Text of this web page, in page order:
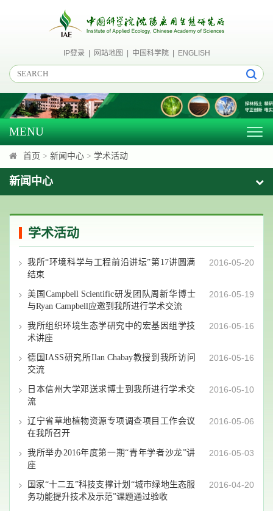
IP登录| 网站地图 中国科学院| ENGLISH
MENU
首页 > 新闻中心 > 学术活动
新闻中心
学术活动
2016-05-20
我所“环境科学与工程前沿讲坛”第17讲圆满
结束
2016-05-19
美国Campbell Scientific研发团队周新华博士
与Ryan Campbell应邀到我所进行学术交流
2016-05-16
我所组织环境生态学研究中的宏基因组学技
术讲座
2016-05-16
德国IASS研究所Ilan Chabay教授到我所访问
交流
2016-05-10
日本信州大学邓送求博士到我所进行学术交
流
2016-05-06
辽宁省草地植物资源专项调查项目工作会议
在我所召开
2016-05-03
我所举办2016年度第一期“青年学者沙龙”讲
座
2016-04-20
国家“十二五”科技支撑计划“城市绿地生态服
务功能提升技术及示范”课题通过验收